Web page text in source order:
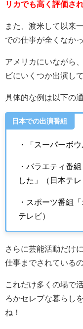
リカでも高く評価さ
また、渡米して以来
での仕事が全くなか
アメリカにいながら
ビにいくつか出演し
具体的な例は以下の
日本での出演番組
・「スーパーボウ
・バラエティ番
した」（日本テレ
・スポーツ番組
テレビ）
さらに芸能活動だけ
仕事までされている
これだけ多くの場で
ろかセレブな暮らし
ね！